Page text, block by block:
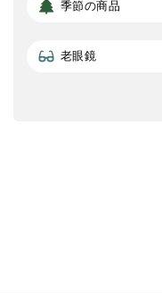
季節の商品
老眼鏡